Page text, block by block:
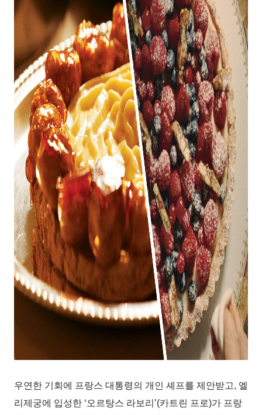
우연한 기회에 프랑스 대통령의 개인 셰프를 제안받고, 엘
리제궁에 입성한 ‘오르탕스 라보리’(카트린 프로)가 프랑